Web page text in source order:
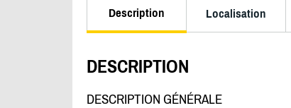
Description Localisation
DESCRIPTION
DESCRIPTION GÉNÉRALE